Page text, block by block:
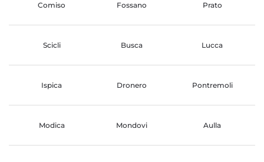
Comiso Fossano Prato
Scicli Busca Lucca
Ispica Dronero Pontremoli
Modica Mondovi Aulla